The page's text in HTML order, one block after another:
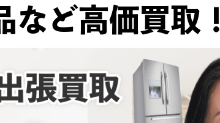
など高価買取！